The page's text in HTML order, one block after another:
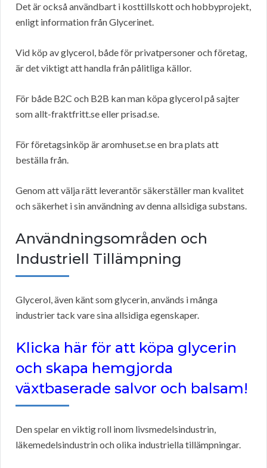
Det är också användbart i kosttillskott och hobbyprojekt,
enligt information från Glycerinet.
Vid köp av glycerol, både för privatpersoner och företag,
är det viktigt att handla från pålitliga källor.
För både B2C och B2B kan man köpa glycerol på sajter
som allt-fraktfritt.se eller prisad.se.
För företagsinköp är aromhuset.se en bra plats att
beställa från.
Genom att välja rätt leverantör säkerställer man kvalitet
och säkerhet i sin användning av denna allsidiga substans.
Användningsområden och
Industriell Tillämpning
Glycerol, även känt som glycerin, används i många
industrier tack vare sina allsidiga egenskaper.
Klicka här för att köpa glycerin
och skapa hemgjorda
växtbaserade salvor och balsam!
Den spelar en viktig roll inom livsmedelsindustrin,
läkemedelsindustrin och olika industriella tillämpningar.